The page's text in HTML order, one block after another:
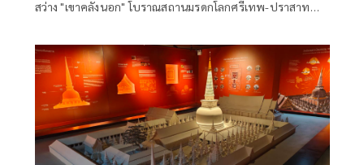
สว่าง "เขาคลังนอก" โบราณสถานมรดกโลกศรีเทพ-ปราสาท
เวท” ร่อนหนังสือถึงนายกฯ - รมว.วัฒนธรรม ห่วงกระทบทำ
เสนอขึ้นทะเบียน “ปราสาทเมืองต่ำ” เป็นมรดกโลก